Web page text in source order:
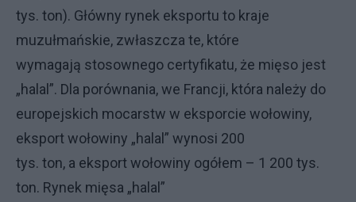
tys. ton). Główny rynek eksportu to kraje
muzułmańskie, zwłaszcza te, które
wymagają stosownego certyfikatu, że mięso jest
„halal”. Dla porównania, we Francji, która należy do
europejskich mocarstw w eksporcie wołowiny,
eksport wołowiny „halal” wynosi 200
tys. ton, a eksport wołowiny ogółem – 1 200 tys.
ton. Rynek mięsa „halal”